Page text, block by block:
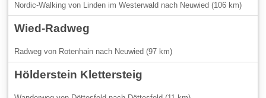
Nordic-Walking von Linden im Westerwald nach Neuwied (106 km)
Wied-Radweg
Radweg von Rotenhain nach Neuwied (97 km)
Hölderstein Klettersteig